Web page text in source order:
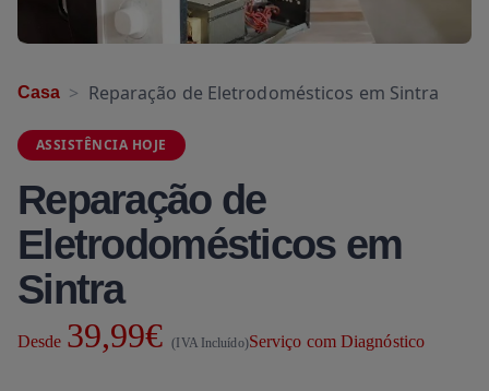
Casa Reparação de Eletrodomésticos em Sintra
ASSISTÊNCIA HOJE
Reparação de
Eletrodomésticos em
Sintra
Desde 39,99€(IVA Incluído)Serviço com Diagnóstico